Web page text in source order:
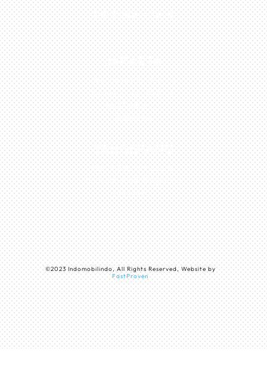
0813-1054-7548
JAKARTA
Perumahan Boulevard
Taman Surya 3 Blok h2,
No.27, Jakarta –
Indonesia
TANGERANG
Husein Sastra Negara,
No.8 Jurumudi Tangerang
– Indonesia
©2023Indomobilindo, All Rights Reserved, Website by
FastProven